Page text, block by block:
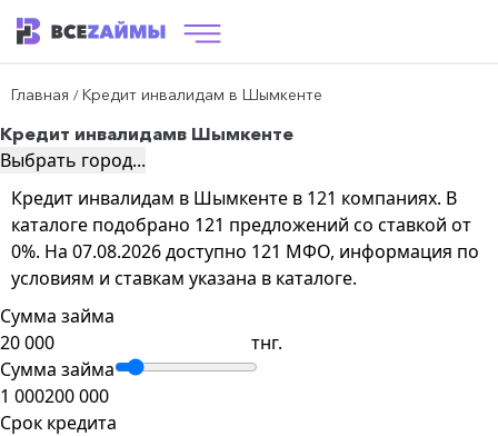
Главная / Кредит инвалидам в Шымкенте
Кредит инвалидамв Шымкенте
Выбрать город...
Кредит инвалидам в Шымкенте в 121 компаниях. В
каталоге подобрано 121 предложений со ставкой от
0%. На 07.08.2026 доступно 121 МФО, информация по
условиям и ставкам указана в каталоге.
Сумма займа
тнг.
Сумма займа
1 000200 000
Срок кредита